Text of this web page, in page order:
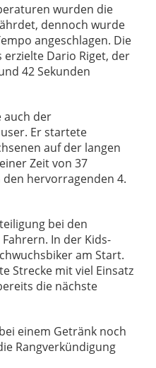
wurden die
dennoch wurde
angeschlagen. Die
erzielte Dario Riget, der
42 Sekunden
auch der
Er startete
auf der langen
Zeit von 37
hervorragenden 4.
bei den
In der Kids-
am Start.
Strecke mit viel Einsatz
die nächste
einem Getränk noch
Rangverkündigung